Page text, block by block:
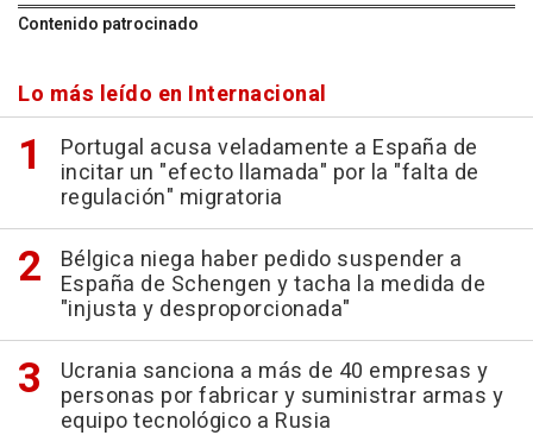
Contenido patrocinado
Lo más leído en Internacional
Portugal acusa veladamente a España de
incitar un "efecto llamada" por la "falta de
regulación" migratoria
Bélgica niega haber pedido suspender a
España de Schengen y tacha la medida de
"injusta y desproporcionada"
Ucrania sanciona a más de 40 empresas y
personas por fabricar y suministrar armas y
equipo tecnológico a Rusia